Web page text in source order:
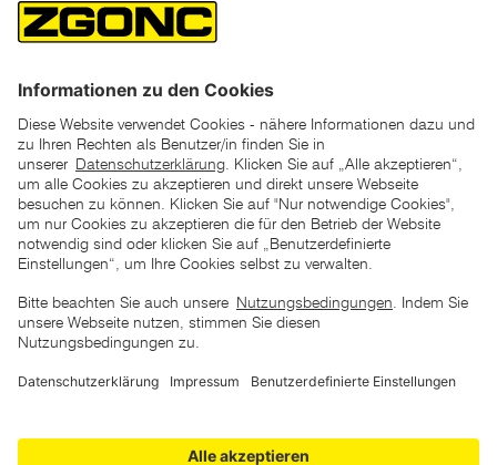
*der "statt"-Preis ist der niedrigste von uns in den letzten 30
Tagen vor Beginn dieser Aktion verlangte Preis
unter den UVP Preisen auf dieser Website sind die
zu verstehen
Copyright © 2026 ZGONC. Alle Rechte vorbehalten.